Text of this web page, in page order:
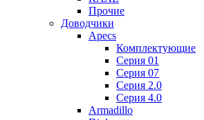
Прочие
Доводчики
Apecs
Комплектующие
Серия 01
Серия 07
Серия 2.0
Серия 4.0
Armadillo